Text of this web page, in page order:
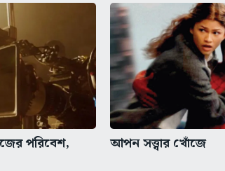
পরিবেশ, আপন সত্ত্বার খোঁজে